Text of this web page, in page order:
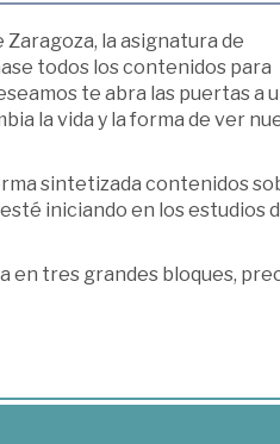
la asignatura de
todos los contenidos para
te abra las puertas a
la vida y la forma de ver
sintetizada contenidos
iniciando en los estudios
en tres grandes bloques,